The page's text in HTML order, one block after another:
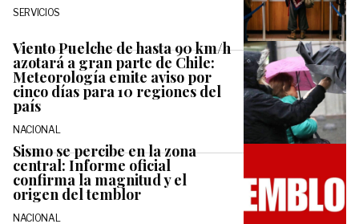
SERVICIOS
Viento Puelche de hasta 90 km/h
azotará a gran parte de Chile:
Meteorología emite aviso por
cinco días para 10 regiones del
país
NACIONAL
Sismo se percibe en la zona
central: Informe oficial
confirma la magnitud y el
origen del temblor
NACIONAL